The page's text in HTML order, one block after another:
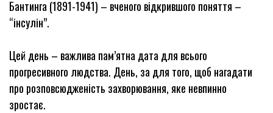
Бантинга (1891-1941) – вченого відкрившого поняття –
“інсулін”.
Цей день – важлива пам’ятна дата для всього
прогресивного людства. День, за для того, щоб нагадати
про розповсюдженість захворювання, яке невпинно
зростає.